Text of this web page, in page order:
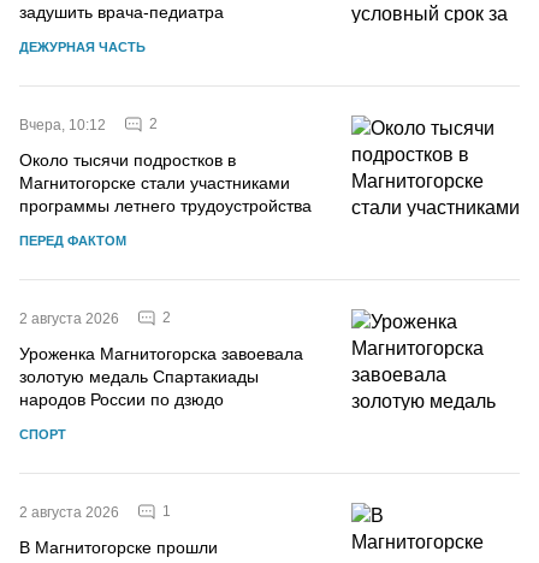
задушить врача-педиатра
ДЕЖУРНАЯ ЧАСТЬ
Вчера, 10:12 2
Около тысячи подростков в
Магнитогорске стали участниками
программы летнего трудоустройства
ПЕРЕД ФАКТОМ
2 августа 2026 2
Уроженка Магнитогорска завоевала
золотую медаль Спартакиады
народов России по дзюдо
СПОРТ
2 августа 2026 1
В Магнитогорске прошли